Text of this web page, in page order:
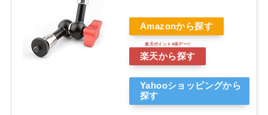
Amazonから探す
楽天から探す
Yahooショッピングから
探す